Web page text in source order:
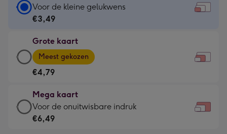
Standaard
kaart
€3,49
-
Voor
kleine
gelukwens
-
Voor de kleine gelukwens
€3,49
Grote kaart
Grote
kaart
-
€4,79
-
Meest
gekozen
Meest gekozen
€4,79
Mega kaart
Mega
kaart
Voor de onuitwisbare indruk
€6,49